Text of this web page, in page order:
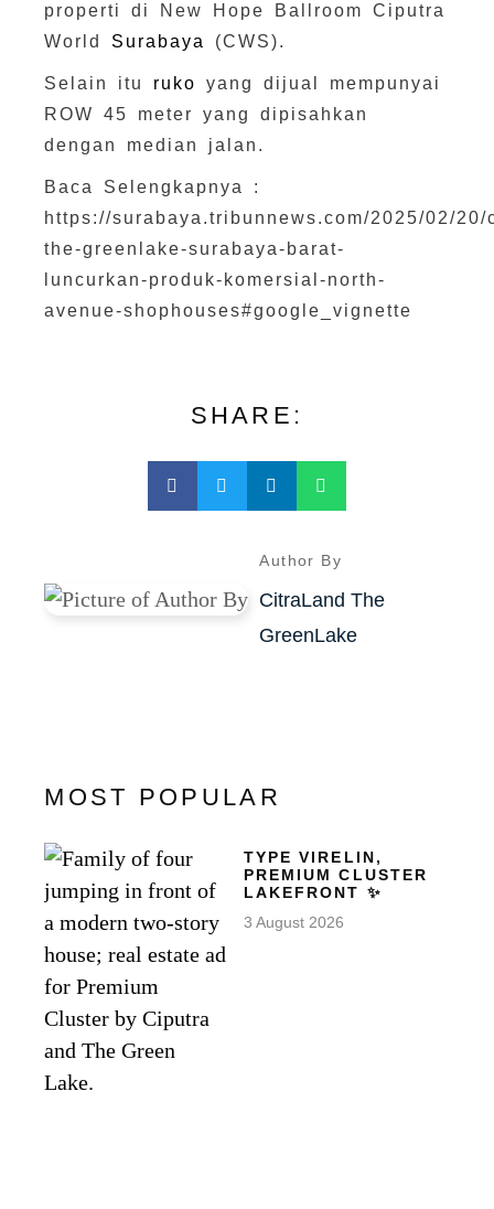
properti di New Hope Ballroom Ciputra
World Surabaya (CWS).
Selain itu ruko
yang dijual mempunyai
ROW 45 meter yang dipisahkan
dengan median jalan.
Baca Selengkapnya :
https://surabaya.tribunnews.com/2025/02/
the-greenlake-surabaya-barat-
luncurkan-produk-komersial-north-
avenue-shophouses#google_vignette
SHARE:
Author By
CitraLand The
GreenLake
MOST POPULAR
TYPE VIRELIN,
PREMIUM CLUSTER
LAKEFRONT ✨
3 August 2026